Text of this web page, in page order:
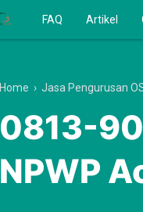
FAQ Artikel
Home › Jasa Pengurusan
0813-
NPWP